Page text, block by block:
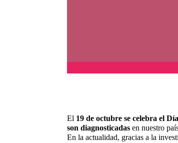
El 19 de octubre se celebra el
son diagnosticadas en nuestro
En la actualidad, gracias a la